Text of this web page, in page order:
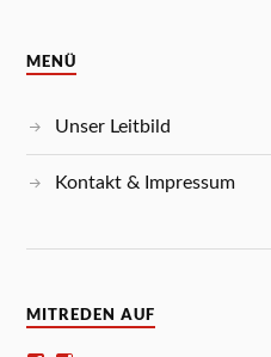
MENÜ
Unser Leitbild
Kontakt & Impressum
MITREDEN AUF